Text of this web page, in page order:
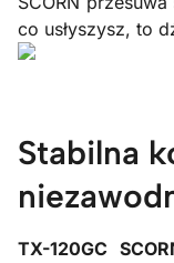
co usłyszysz, to
Stabilna
TX-120GC